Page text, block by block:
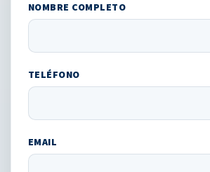
NOMBRE COMPLETO
TELÉFONO
EMAIL